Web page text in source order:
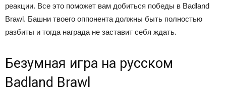
реакции. Все это поможет вам добиться победы в Badland
Brawl. Башни твоего оппонента должны быть полностью
разбиты и тогда награда не заставит себя ждать.
Безумная игра на русском
Badland Brawl